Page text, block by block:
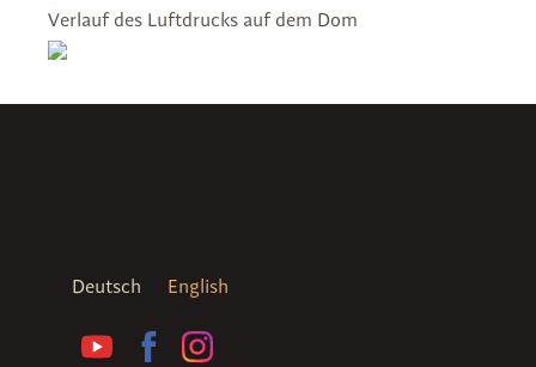
Verlauf des Luftdrucks auf dem Dom
Deutsch English